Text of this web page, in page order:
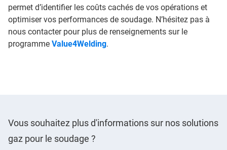
permet d’identifier les coûts cachés de vos opérations et
optimiser vos performances de soudage. N’hésitez pas à
nous contacter pour plus de renseignements sur le
programme Value4Welding.
Vous souhaitez plus d'informations sur nos solutions
gaz pour le soudage ?